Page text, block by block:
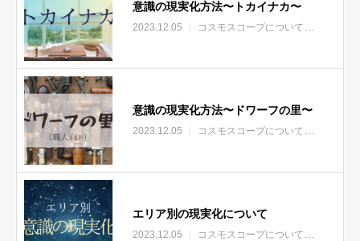
意識の現実化方法〜トカイナカ〜
2023.12.05 コスモスコープについて エリア
意識の現実化方法〜ドワーフの里〜
2023.12.05 コスモスコープについて エリア
エリア別の現実化について
2023.12.05 コスモスコープについて エリア